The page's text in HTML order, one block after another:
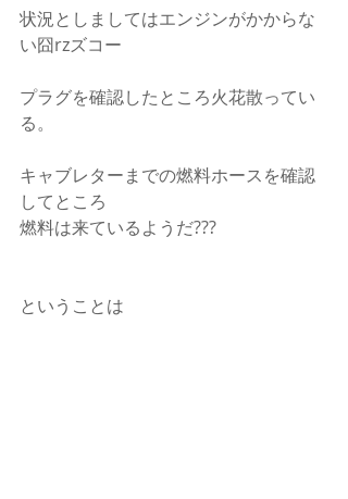
状況としましてはエンジンがかからな
い囧rzズコー
プラグを確認したところ火花散ってい
る。
キャブレターまでの燃料ホースを確認
してところ
燃料は来ているようだ???
ということは